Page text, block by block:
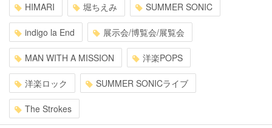
HIMARI 堀ちえみ SUMMER SONIC
indigo la End 展示会/博覧会/展覧会
MAN WITH A MISSION 洋楽POPS
洋楽ロック SUMMER SONICライブ
The Strokes